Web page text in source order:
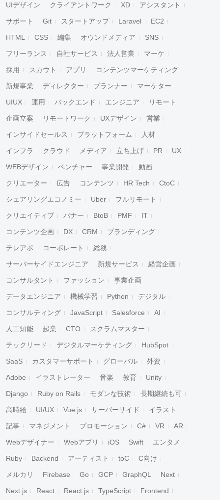
UIデザイン クライアントワーク XD アシスタント
サポート Git スタートアップ Laravel EC2
HTML CSS 編集 オウンドメディア SNS
フリーランス 自社サービス 法人営業 マーケ
採用 スカウト アプリ コンテンツマーケティング
新規事業 ディレクター プランナー マーケター
UIUX 運用 バックエンド エンジニア リモート
企画立案 リモートワーク UXデザイン 営業
インサイドセールス プラットフォーム 人材
インフラ クラウド メディア 立ち上げ PR UX
WEBデザイン ベンチャー 事業開発 動画
クリエーター 広告 コンテンツ HR Tech CtoC
シェアリングエコノミー Uber フルリモート
クリエイティブ バナー BtoB PMF IT
コンテンツ企画 DX CRM ブランディング
テレアポ コーポレート 総務
サーバーサイドエンジニア 新規サービス 経営企画
コンサルタント ファッション 事業企画
データエンジニア 機械学習 Python デジタル
コンサルティング JavaScript Salesforce AI
人工知能 起業 CTO スクラムマスター
テックリード デジタルマーケティング HubSpot
SaaS カスタマーサポート グローバル 外資
Adobe イラストレーター 音楽 教育 Unity
Django Ruby on Rails モダンな技術 長期継続も可
高時給 UI/UX Vue.js サーバーサイド イラスト
記事 マネジメント プロモーション C# VR AR
Webデザイナー Webアプリ iOS Swift エンタメ
Ruby Backend アーティスト toC C向け
メルカリ Firebase Go GCP GraphQL Next
Next.js React React.js TypeScript Frontend